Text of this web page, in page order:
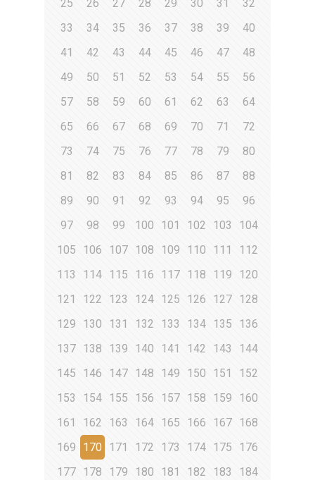
25
26 27 28 29 30 31
32
33
34 35 36 37 38 39
40
41
42 43 44 45 46 47
48
49
50 51 52 53 54 55
56
57
58 59 60 61 62 63
64
65
66 67 68 69 70 71
72
73
74 75 76 77 78 79
80
81
82 83 84 85 86 87
88
89
90 91 92 93 94 95
96
97
98 99 100 101 102 103
104
105
106 107 108 109 110 111
112
113
114 115 116 117 118 119
120
121
122 123 124 125 126 127 128
129
130 131 132 133 134 135
136
137 138 139 140 141 142 143
144
145
146 147 148 149 150 151
152
153
154 155 156 157 158 159
160
161
162 163 164 165 166 167 168
169
170 171 172 173 174 175
176
177 178 179 180 181 182 183
184